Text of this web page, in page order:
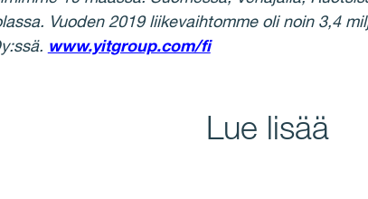
Vuoden 2019 liikevaihtomme oli noin 3,4
www.yitgroup.com/fi
Lue lisää